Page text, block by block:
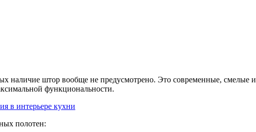
наличие штор вообще не предусмотрено. Это современные, смелые
функциональности.
полотен: